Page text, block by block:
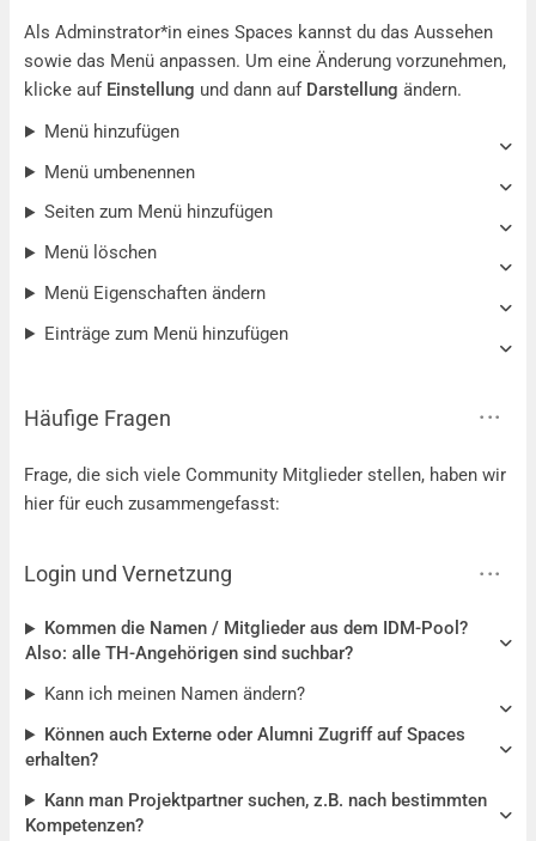
Als Adminstrator*in eines Spaces kannst du das Aussehen
sowie das Menü anpassen. Um eine Änderung vorzunehmen,
klicke auf Einstellung und dann auf Darstellung ändern.
Menü hinzufügen
Menü umbenennen
Seiten zum Menü hinzufügen
Menü löschen
Menü Eigenschaften ändern
Einträge zum Menü hinzufügen
Häufige Fragen
Frage, die sich viele Community Mitglieder stellen, haben wir
hier für euch zusammengefasst:
Login und Vernetzung
Kommen die Namen / Mitglieder aus dem IDM-Pool?
Also: alle TH-Angehörigen sind suchbar?
Kann ich meinen Namen ändern?
Können auch Externe oder Alumni Zugriff auf Spaces
erhalten?
Kann man Projektpartner suchen, z.B. nach bestimmten
Kompetenzen?